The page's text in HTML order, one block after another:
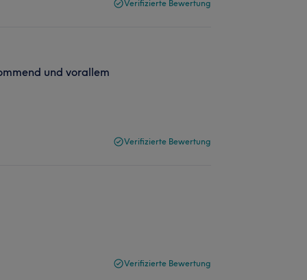
Verifizierte Bewertung
und vorallem
Verifizierte Bewertung
Verifizierte Bewertung